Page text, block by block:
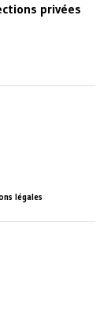
privées
légales